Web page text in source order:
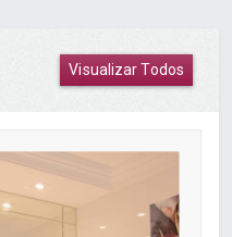
Visualizar Todos